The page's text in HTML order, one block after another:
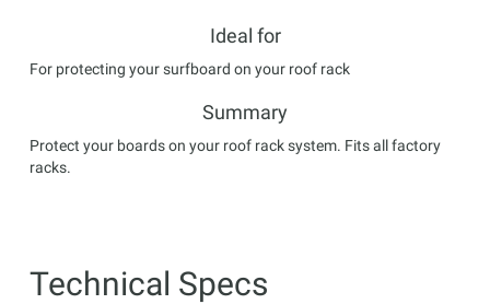
Ideal for
For protecting your surfboard on your roof rack
Summary
Protect your boards on your roof rack system. Fits all factory
racks.
Technical Specs